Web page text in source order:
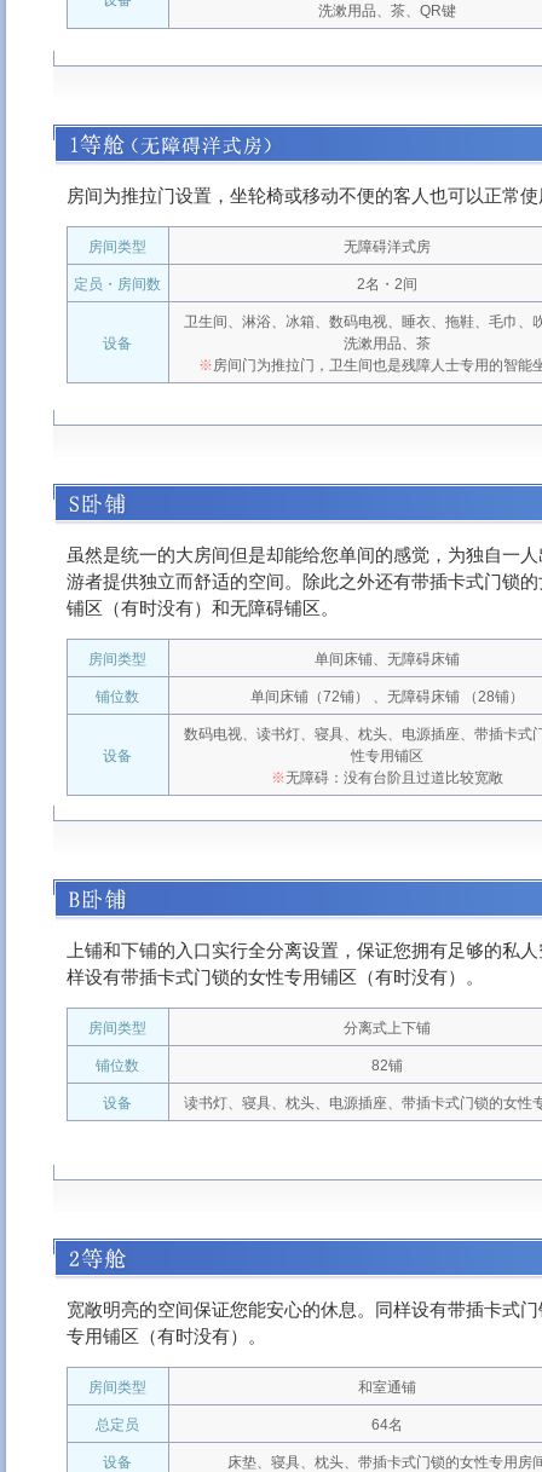
洗漱用品、茶、QR键
房间为推拉门设置，坐轮椅或移动不便的客人也可以正常使
房间类型 无障碍洋式房
定员・房间数 2名・2间
设备
卫生间、淋浴、冰箱、数码电视、睡衣、拖鞋、毛巾、
洗漱用品、茶
※房间门为推拉门，卫生间也是残障人士专用的智能
虽然是统一的大房间但是却能给您单间的感觉，为独自一
游者提供独立而舒适的空间。除此之外还有带插卡式门锁
铺区（有时没有）和无障碍铺区。
房间类型 单间床铺、无障碍床铺
铺位数 单间床铺（72铺） 、无障碍床铺 （28铺）
设备
数码电视、读书灯、寝具、枕头、电源插座、带插卡式
性专用铺区
※无障碍：没有台阶且过道比较宽敞
上铺和下铺的入口实行全分离设置，保证您拥有足够的私
样设有带插卡式门锁的女性专用铺区（有时没有）。
房间类型 分离式上下铺
铺位数 82铺
设备 读书灯、寝具、枕头、电源插座、带插卡式门锁的女性
宽敞明亮的空间保证您能安心的休息。同样设有带插卡式
专用铺区（有时没有）。
房间类型 和室通铺
总定员 64名
设备 床垫、寝具、枕头、带插卡式门锁的女性专用房